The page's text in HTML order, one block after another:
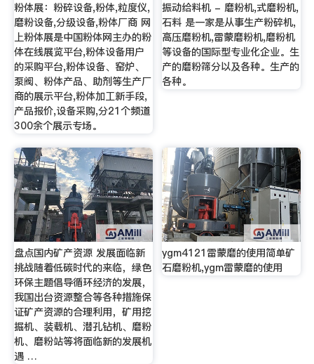
粉体展：粉碎设备,粉体,粒度仪,
磨粉设备,分级设备,粉体厂商 网
上粉体展是中国粉体网主办的粉
体在线展览平台,粉体设备用户
的采购平台,粉体设备、窑炉、
泵阀、粉体产品、助剂等生产厂
商的展示平台,粉体加工新手段,
产品报价,设备采购,分21个频道
300余个展示专场。
振动给料机 - 磨粉机,式磨粉机,
石料 是一家是从事生产粉碎机,
高压磨粉机,雷蒙磨粉机,磨粉机
等设备的国际型专业化企业。生
产的磨粉筛分以及各种。生产的
各种。
盘点国内矿产资源 发展面临新
挑战随着低碳时代的来临，绿色
环保主题倡导循环经济的发展，
我国出台资源整合等各种措施保
证矿产资源的合理利用，矿用挖
掘机、装载机、潜孔钻机、磨粉
机、磨粉站等将面临新的发展机
遇 …
ygm4121雷蒙磨的使用简单矿
石磨粉机,ygm雷蒙磨的使用